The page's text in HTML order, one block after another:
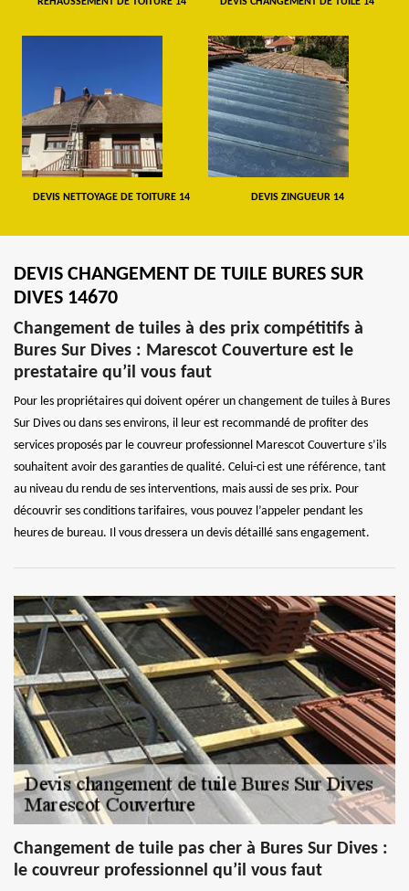
DEVIS NETTOYAGE DE TOITURE 14 DEVIS ZINGUEUR 14
DEVIS CHANGEMENT DE TUILE BURES SUR
DIVES 14670
Changement de tuiles à des prix compétitifs à
Bures Sur Dives : Marescot Couverture est le
prestataire qu’il vous faut
Pour les propriétaires qui doivent opérer un changement de tuiles à Bures
Sur Dives ou dans ses environs, il leur est recommandé de profiter des
services proposés par le couvreur professionnel Marescot Couverture s’ils
souhaitent avoir des garanties de qualité. Celui-ci est une référence, tant
au niveau du rendu de ses interventions, mais aussi de ses prix. Pour
découvrir ses conditions tarifaires, vous pouvez l’appeler pendant les
heures de bureau. Il vous dressera un devis détaillé sans engagement.
Changement de tuile pas cher à Bures Sur Dives :
le couvreur professionnel qu’il vous faut